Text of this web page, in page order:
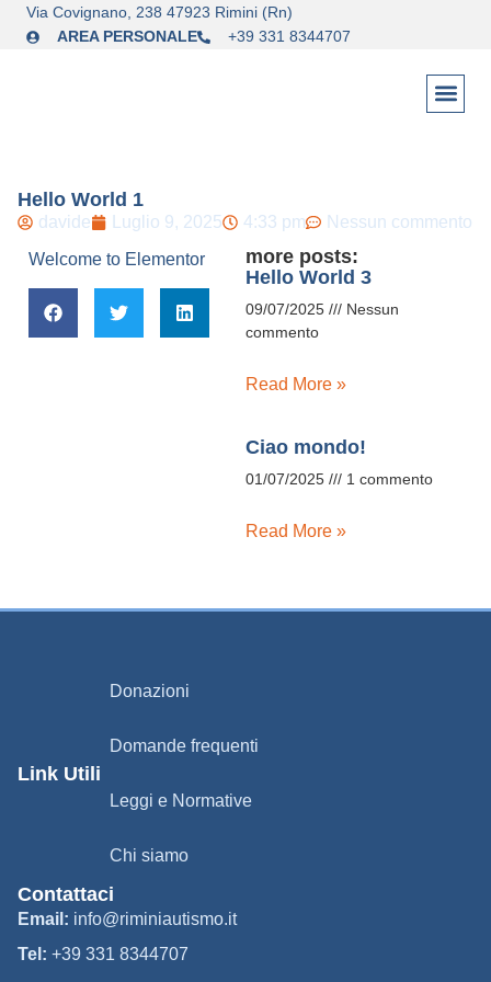
Via Covignano, 238 47923 Rimini (Rn)
AREA PERSONALE
+39 331 8344707
Hello World 1
davide Luglio 9, 2025 4:33 pm
Nessun commento
Welcome to Elementor
more posts:
Hello World 3
09/07/2025
Nessun
commento
Read More »
Ciao mondo!
01/07/2025 1 commento
Read More »
Link Utili
Donazioni
Domande frequenti
Leggi e Normative
Chi siamo
Contattaci
Email: info@riminiautismo.it
Tel: +39 331 8344707